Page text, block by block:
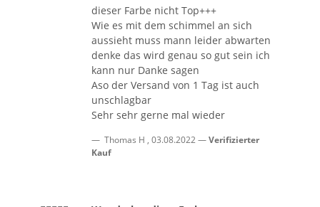
dieser Farbe nicht Top+++
Wie es mit dem schimmel an sich
aussieht muss mann leider abwarten
denke das wird genau so gut sein ich
kann nur Danke sagen
Aso der Versand von 1 Tag ist auch
unschlagbar
Sehr sehr gerne mal wieder
Thomas H , 03.08.2022
Verifizierter
Kauf